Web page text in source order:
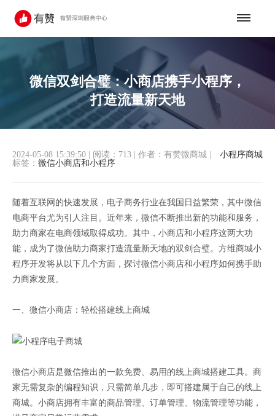
微信双剑合璧：小商店携手小程序，
打造流量新天地
小程序商城
2024-05-08 15:39:50 阅读：713 作者：有赞微商城
标签： 微信小商店和小程序
随着互联网的快速发展，电子商务行业在我国日益繁荣，其中微信
电商平台尤为引人注目。近年来，微信不断推出新的功能和服务，
助力商家在电商领域取得成功。其中，小商店和小程序这两大功
能，成为了微信助力商家打造流量新天地的双剑合璧。方维商城小
程序开发将从以下几个方面，探讨微信小商店和小程序如何携手助
力商家发展。
一、微信小商店：轻松搭建线上商城
微信小商店是微信推出的一款免费、易用的线上商城搭建工具。商
家无需复杂的编程知识，只需简单几步，即可搭建属于自己的线上
商城。小商店拥有丰富的商品管理、订单管理、物流管理等功能，